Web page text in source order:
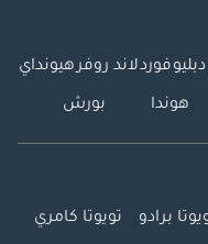
فوردلاند روفرهيونداي
هوندا بورش
برادو تويوتا كامري